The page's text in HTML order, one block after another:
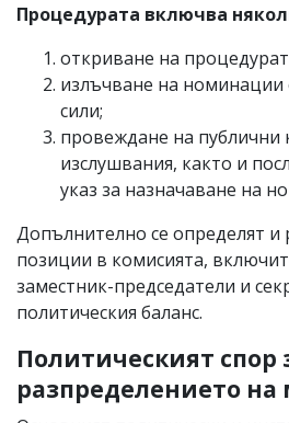
Процедурата включва
откриване на
излъчване на номинации
сили;
провеждане на публични
изслушвания, както и
указ за назначаване на
Допълнително се определят и
позиции в комисията,
заместник-председатели и
политическия баланс.
Политическият спор
разпределението на